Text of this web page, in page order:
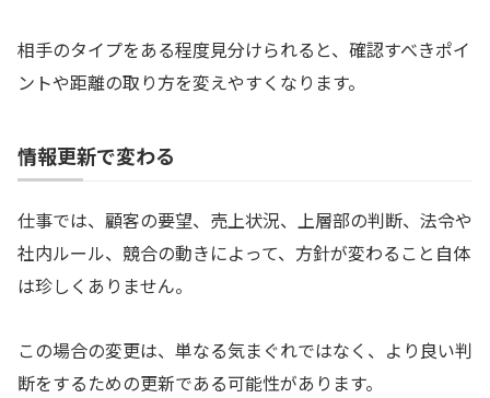
相手のタイプをある程度見分けられると、確認すべきポイ
ントや距離の取り方を変えやすくなります。
情報更新で変わる
仕事では、顧客の要望、売上状況、上層部の判断、法令や
社内ルール、競合の動きによって、方針が変わること自体
は珍しくありません。
この場合の変更は、単なる気まぐれではなく、より良い判
断をするための更新である可能性があります。